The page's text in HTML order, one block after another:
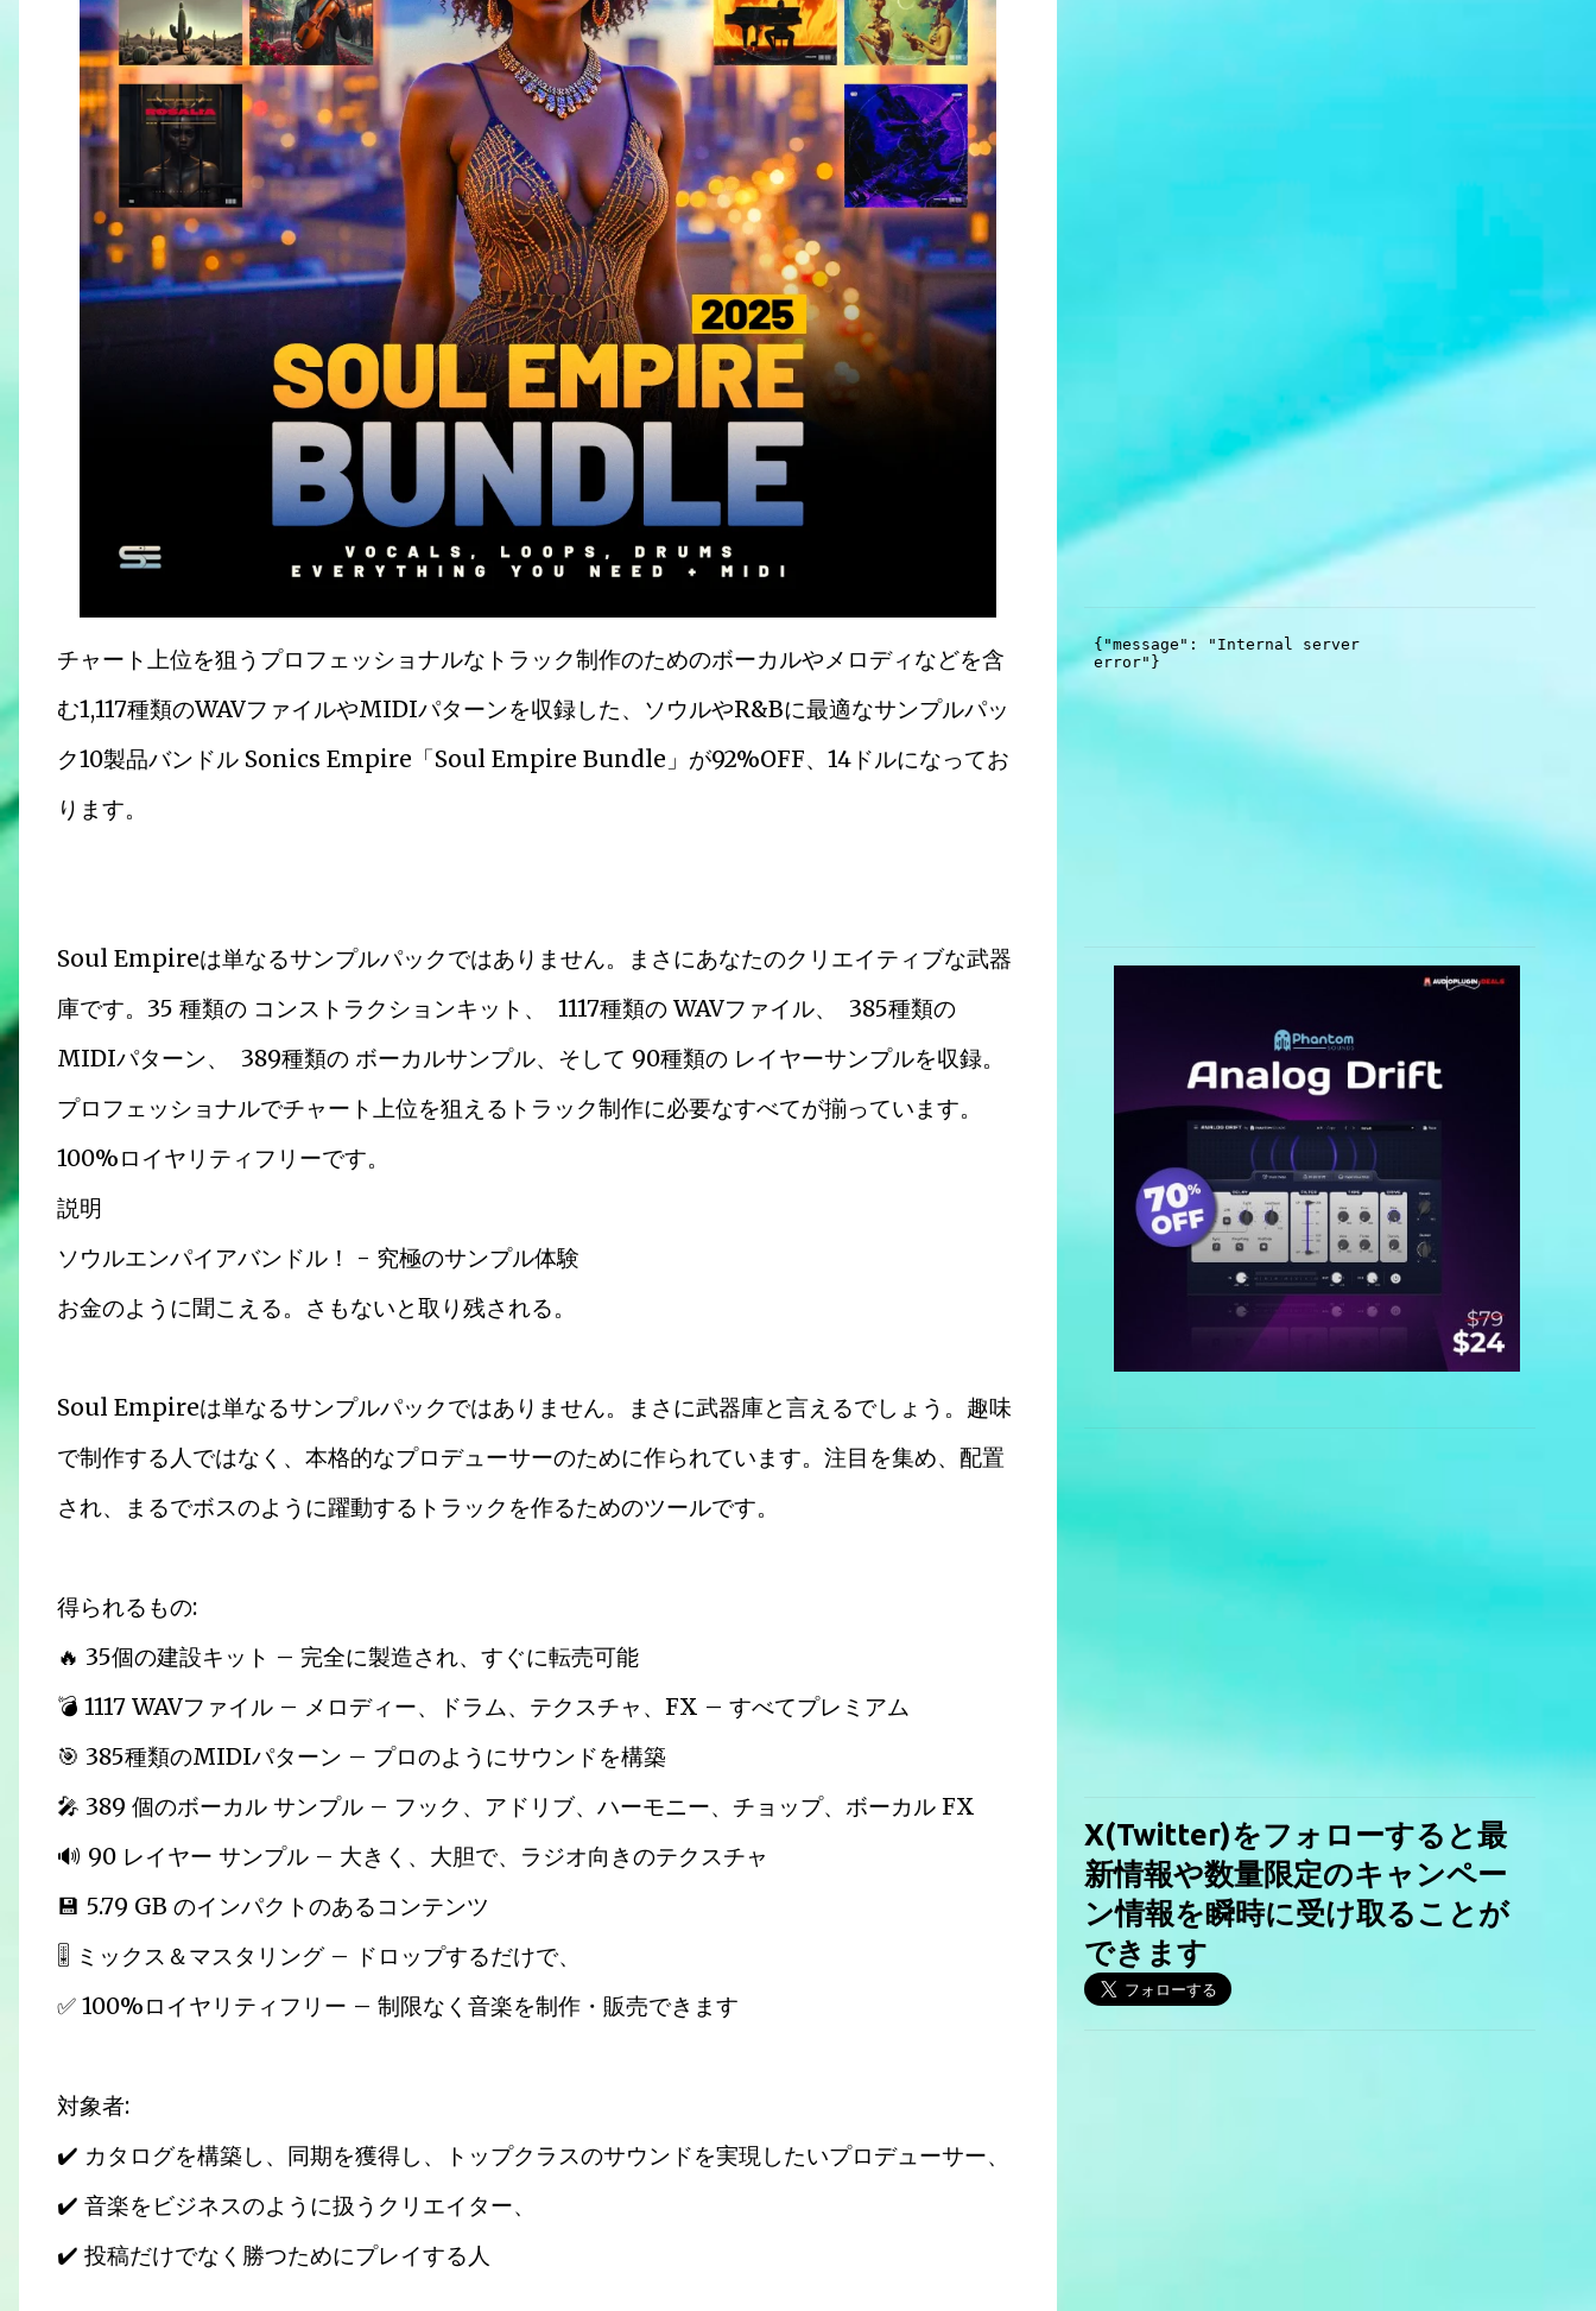
チャート上位を狙うプロフェッショナルなトラック制作のためのボーカルやメロディなどを含
む1,117種類のWAVファイルやMIDIパターンを収録した、ソウルやR&Bに最適なサンプルパッ
ク10製品バンドル Sonics Empire「Soul Empire Bundle」が92%OFF、14ドルになってお
ります。
Soul Empireは単なるサンプルパックではありません。まさにあなたのクリエイティブな武器
庫です。35 種類の コンストラクションキット、 1117種類の WAVファイル、 385種類の
MIDIパターン、 389種類の ボーカルサンプル、そして 90種類の レイヤーサンプルを収録。
プロフェッショナルでチャート上位を狙えるトラック制作に必要なすべてが揃っています。
100%ロイヤリティフリーです。
説明
ソウルエンパイアバンドル！ - 究極のサンプル体験
お金のように聞こえる。さもないと取り残される。
Soul Empireは単なるサンプルパックではありません。まさに武器庫と言えるでしょう。趣味
で制作する人ではなく、本格的なプロデューサーのために作られています。注目を集め、配置
され、まるでボスのように躍動するトラックを作るためのツールです。
得られるもの:
🔥 35個の建設キット – 完全に製造され、すぐに転売可能
💣 1117 WAVファイル – メロディー、ドラム、テクスチャ、FX – すべてプレミアム
🎯 385種類のMIDIパターン – プロのようにサウンドを構築
🎤 389 個のボーカル サンプル – フック、アドリブ、ハーモニー、チョップ、ボーカル FX
🔊 90 レイヤー サンプル – 大きく、大胆で、ラジオ向きのテクスチャ
💾 5.79 GB のインパクトのあるコンテンツ
🎚️ ミックス＆マスタリング – ドロップするだけで、
✅ 100%ロイヤリティフリー – 制限なく音楽を制作・販売できます
対象者:
✔️ カタログを構築し、同期を獲得し、トップクラスのサウンドを実現したいプロデューサー、
✔️ 音楽をビジネスのように扱うクリエイター、
✔️ 投稿だけでなく勝つためにプレイする人
X(Twitter)をフォローすると最
新情報や数量限定のキャンペー
ン情報を瞬時に受け取ることが
できます